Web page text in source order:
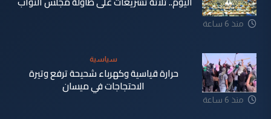
منذ 6 ساعة
منذ 6 ساعة
سياسية
حرارة قياسية وكهرباء شحيحة ترفع وتيرة
الاحتجاجات في ميسان